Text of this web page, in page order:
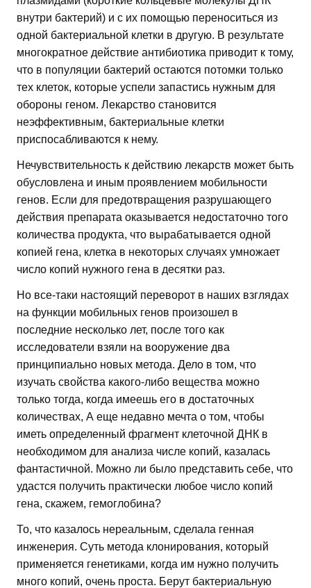
внутри бактерий) и с их помощью переноситься из
одной бактериальной клетки в другую. В результате
многократное действие антибиотика приводит к тому,
что в популяции бактерий остаются потомки только
тех клеток, которые успели запастись нужным для
обороны геном. Лекарство становится
неэффективным, бактериальные клетки
приспосабливаются к нему.
Нечувствительность к действию лекарств может быть
обусловлена и иным проявлением мобильности
генов. Если для предотвращения разрушающего
действия препарата оказывается недостаточно того
количества продукта, что вырабатывается одной
копией гена, клетка в некоторых случаях умножает
число копий нужного гена в десятки раз.
Но все-таки настоящий переворот в наших взглядах
на функции мобильных генов произошел в
последние несколько лет, после того как
исследователи взяли на вооружение два
принципиально новых метода. Дело в том, что
изучать свойства какого-либо вещества можно
только тогда, когда имеешь его в достаточных
количествах, А еще недавно мечта о том, чтобы
иметь определенный фрагмент клеточной ДНК в
необходимом для анализа числе копий, казалась
фантастичной. Можно ли было представить себе, что
удастся получить практически любое число копий
гена, скажем, гемоглобина?
То, что казалось нереальным, сделала генная
инженерия. Суть метода клонирования, который
применяется генетиками, когда им нужно получить
много копий, очень проста. Берут бактериальную